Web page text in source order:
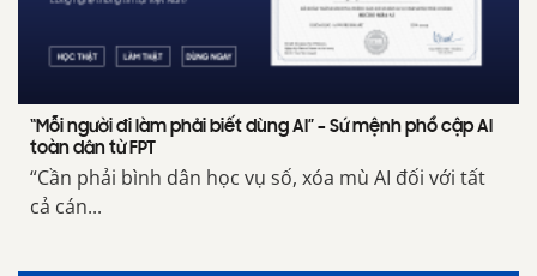
“Mỗi người đi làm phải biết dùng AI” – Sứ mệnh phổ cập AI
toàn dân từ FPT
“Cần phải bình dân học vụ số, xóa mù AI đối với tất
cả cán...